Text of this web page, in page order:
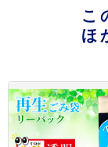
こ
ほ